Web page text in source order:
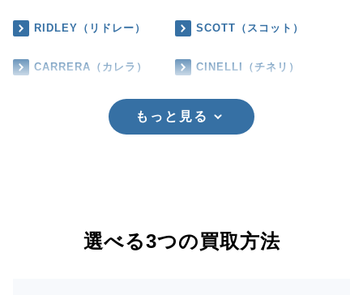
RIDLEY（リドレー） SCOTT（スコット）
CARRERA（カレラ） CINELLI（チネリ）
もっと見る
選べる3つの買取方法